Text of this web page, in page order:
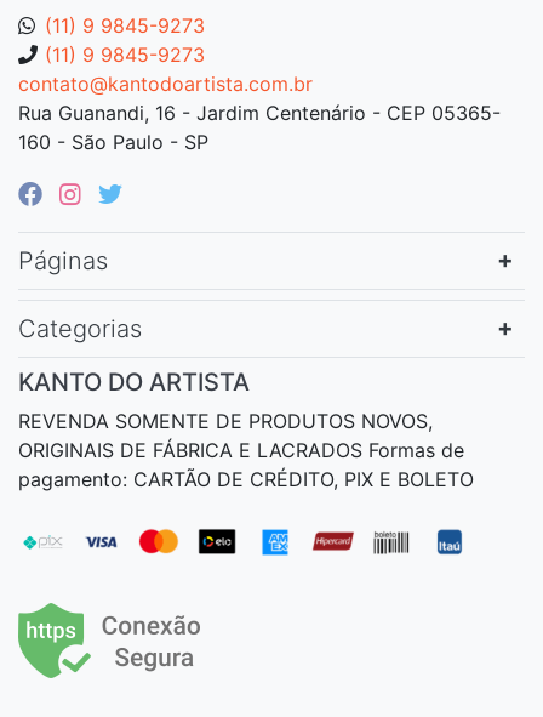
(11) 9 9845-9273
(11) 9 9845-9273
contato@kantodoartista.com.br
Rua Guanandi, 16 - Jardim Centenário - CEP 05365-
160 - São Paulo - SP
Páginas
Categorias
KANTO DO ARTISTA
REVENDA SOMENTE DE PRODUTOS NOVOS,
ORIGINAIS DE FÁBRICA E LACRADOS Formas de
pagamento: CARTÃO DE CRÉDITO, PIX E BOLETO